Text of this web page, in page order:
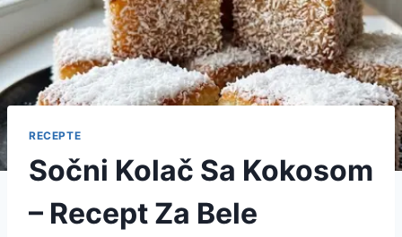
RECEPTE
Sočni Kolač Sa Kokosom
– Recept Za Bele